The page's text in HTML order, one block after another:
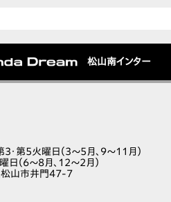
松山南インター
3・第5火曜日（3～5月、9～11月）
～8月、12～2月）
松山市井門47-7